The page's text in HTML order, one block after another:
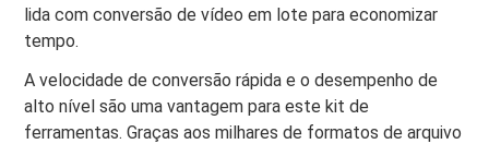
lida com conversão de vídeo em lote para economizar
tempo.
A velocidade de conversão rápida e o desempenho de
alto nível são uma vantagem para este kit de
ferramentas. Graças aos milhares de formatos de arquivo